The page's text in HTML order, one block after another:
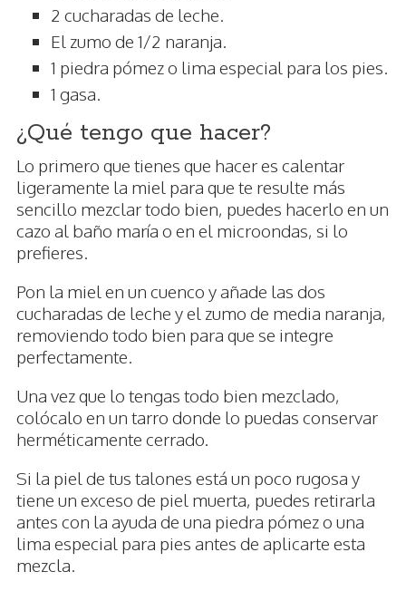
2 cucharadas de leche.
El zumo de 1/2 naranja.
1 piedra pómez o lima especial para los pies.
1 gasa.
¿Qué tengo que hacer?
Lo primero que tienes que hacer es calentar
ligeramente la miel para que te resulte más
sencillo mezclar todo bien, puedes hacerlo en un
cazo al baño maría o en el microondas, si lo
prefieres.
Pon la miel en un cuenco y añade las dos
cucharadas de leche y el zumo de media naranja,
removiendo todo bien para que se integre
perfectamente.
Una vez que lo tengas todo bien mezclado,
colócalo en un tarro donde lo puedas conservar
herméticamente cerrado.
Si la piel de tus talones está un poco rugosa y
tiene un exceso de piel muerta, puedes retirarla
antes con la ayuda de una piedra pómez o una
lima especial para pies antes de aplicarte esta
mezcla.